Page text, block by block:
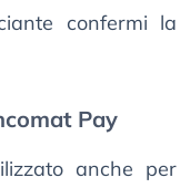
confermi la
Pay
anche per